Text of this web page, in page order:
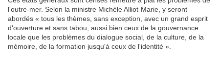
l'outre-mer. Selon la ministre Michèle Alliot-Marie, y seront
abordés « tous les thèmes, sans exception, avec un grand esprit
d'ouverture et sans tabou, aussi bien ceux de la gouvernance
locale que les problèmes du dialogue social, de la culture, de la
mémoire, de la formation jusqu'à ceux de l'identité ».